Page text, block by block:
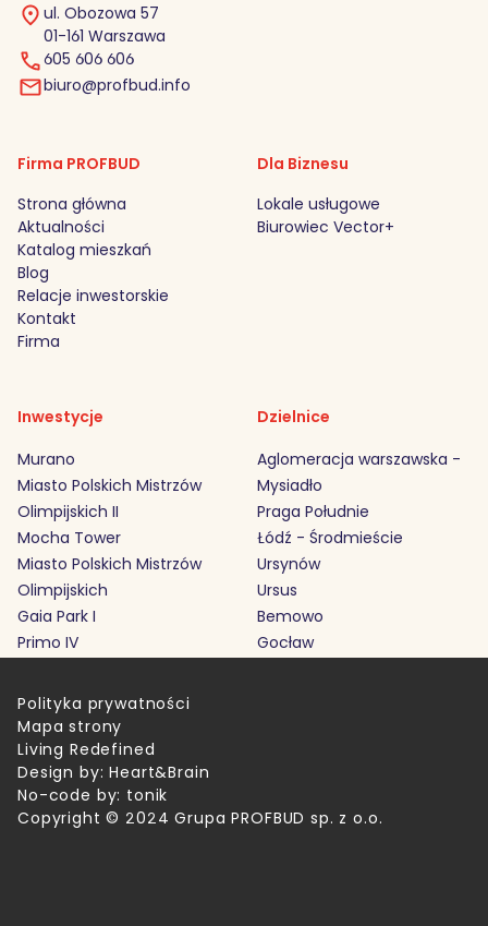
ul. Obozowa 57
01-161 Warszawa
605 606 606
biuro@profbud.info
Firma PROFBUD
Strona główna
Aktualności
Katalog mieszkań
Blog
Relacje inwestorskie
Kontakt
Firma
Dla Biznesu
Lokale usługowe
Biurowiec Vector+
Inwestycje
Murano
Miasto Polskich Mistrzów
Olimpijskich II
Mocha Tower
Miasto Polskich Mistrzów
Olimpijskich
Gaia Park I
Primo IV
Dzielnice
Aglomeracja warszawska -
Mysiadło
Praga Południe
Łódź - Środmieście
Ursynów
Ursus
Bemowo
Gocław
Copyright © 2024 Grupa PROFBUD sp. z o.o.
Polityka prywatności
Mapa strony
Living Redefined
Design by: Heart&Brain
No-code by: tonik